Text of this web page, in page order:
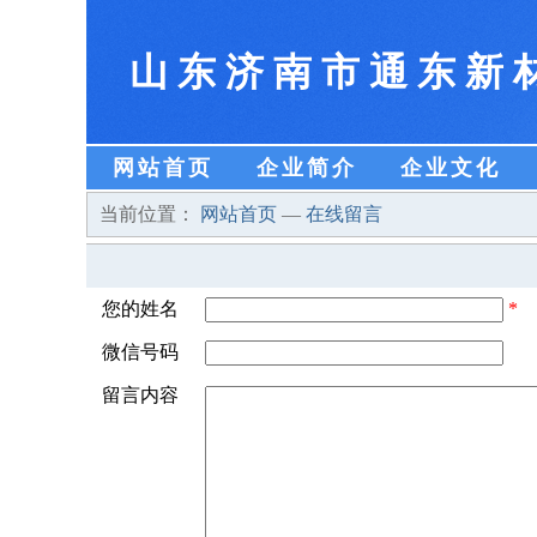
山东济南市通东新
网站首页 企业简介 企业文化
当前位置： 网站首页 — 在线留言
您的姓名 *
微信号码
留言内容